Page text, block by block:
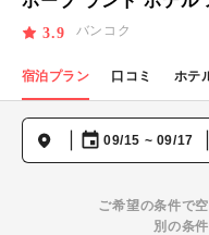
3.9 バンコク
宿泊プラン 口コミ ホテ
09/15 ~ 09/17
ご希望の条件で
別の条